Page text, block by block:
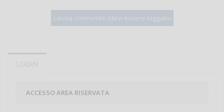
LOGIN
ACCESSO AREA RISERVATA